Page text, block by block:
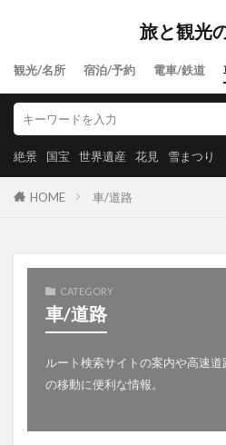
旅と観光
観光/名所 宿泊/予約 電車/鉄道
絶景 国宝 世界遺産 花見 雪まつり
HOME 車/道路
CATEGORY
車/道路
ルート検索サイトの案内や高速
の移動に便利な情報。